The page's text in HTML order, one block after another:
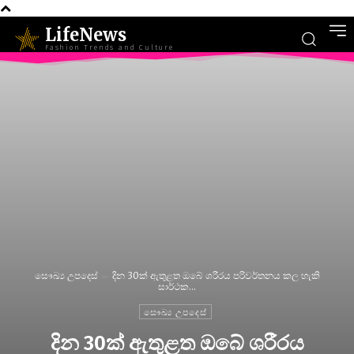
LifeNews
Fashion Trends and Culture
සෞඛ්‍ය උපදෙස්
දින 30ක් ඇතුළත ඔබේ ශරීරය පරිවර්තනය කල හැකි
සාර්ථක...
සෞඛ්‍ය උපදෙස්
දින 30ක් ඇතුළත ඔබේ ශරීරය